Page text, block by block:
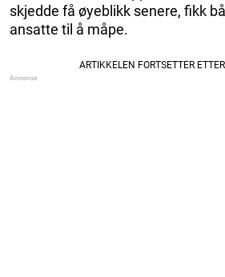
skjedde få øyeblikk senere, fikk
ansatte til å måpe.